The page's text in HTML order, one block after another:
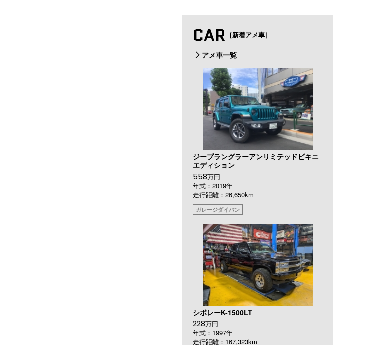
CAR ［新着アメ車］
アメ車一覧
ジープラングラーアンリミテッドビキニ
エディション
558万円
年式：2019年
走行距離：26,650km
ガレージダイバン
シボレーK-1500LT
228万円
年式：1997年
走行距離：167,323km